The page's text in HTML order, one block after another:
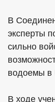
В
эксперты
сильно
водоемы в
В ходе